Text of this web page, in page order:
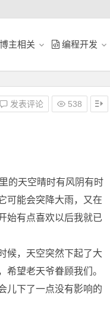
博主相关 编程开发
发表评论 538
的天空晴时有风阴有时
可能会突降大雨，又在
始有点喜欢以后我就已
候，天空突然下起了大
望老天爷眷顾我们。
儿下了一点没有影响的